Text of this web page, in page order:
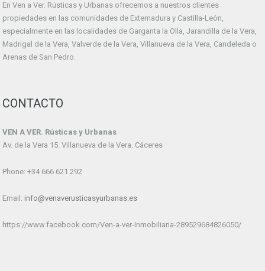
En Ven a Ver. Rústicas y Urbanas ofrecemos a nuestros clientes
propiedades en las comunidades de Extemadura y Castilla-León,
especialmente en las localidades de Garganta la Olla, Jarandilla de la Vera,
Madrigal de la Vera, Valverde de la Vera, Villanueva de la Vera, Candeleda o
Arenas de San Pedro.
CONTACTO
VEN A VER. Rústicas y Urbanas
Av. de la Vera 15. Villanueva de la Vera. Cáceres
Phone: +34 666 621 292
Email: info@venaverusticasyurbanas.es
https://www.facebook.com/Ven-a-ver-Inmobiliaria-289529684826050/